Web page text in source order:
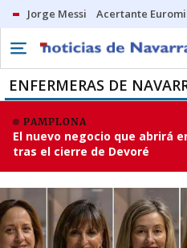
Jorge Messi Acertante
ENFERMERAS DE
PAMPLONA
El nuevo negocio que abrirá
tras el cierre de Devoré